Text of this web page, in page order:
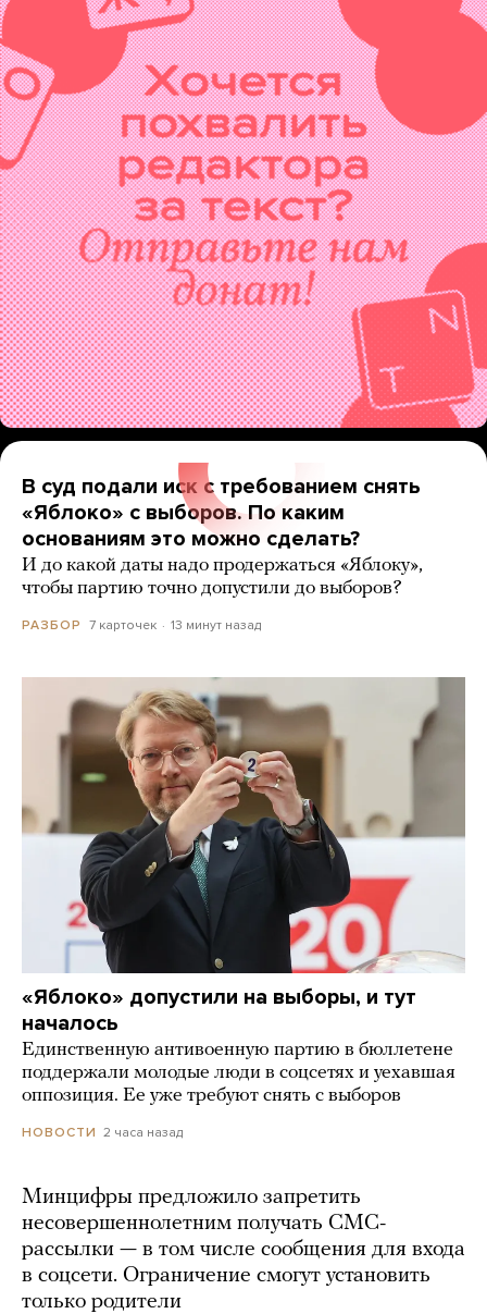
В суд подали иск с требованием снять
«Яблоко» с выборов. По каким
основаниям это можно сделать?
И до какой даты надо продержаться «Яблоку»,
чтобы партию точно допустили до выборов?
РАЗБОР 7 карточек 13 минут назад
«Яблоко» допустили на выборы, и тут
началось
Единственную антивоенную партию в бюллетене
поддержали молодые люди в соцсетях и уехавшая
оппозиция. Ее уже требуют снять с выборов
НОВОСТИ 2 часа назад
Минцифры предложило запретить
несовершеннолетним получать СМС-
рассылки — в том числе сообщения для входа
в соцсети. Ограничение смогут установить
только родители